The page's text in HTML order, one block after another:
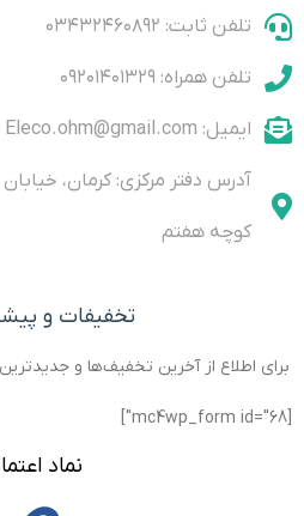
24V to 5V-
features ·
step
it comes
basic
of 18 W
power
تلفن ثابت: ۰۳۴۳۲۴۶۰۸۹۲
تلفن همراه: ۰۹۲۰۱۴۰۱۳۲۹
ایمیل: Eleco.ohm@gmail.com
آدرس دفتر مرکزی: کرمان،
کوچه هفتم
تخفیفات و
برای اطلاع از آخرین تخفیف‌ها و
نماد